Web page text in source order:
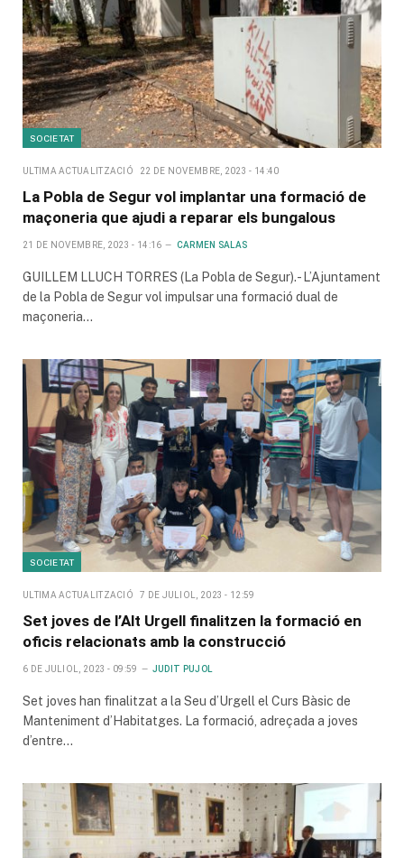
SOCIETAT
ULTIMA ACTUALITZACIÓ 22 DE NOVEMBRE, 2023 - 14:40
La Pobla de Segur vol implantar una formació de
maçoneria que ajudi a reparar els bungalous
21 DE NOVEMBRE, 2023 - 14:16 CARMEN SALAS
GUILLEM LLUCH TORRES (La Pobla de Segur).- L’Ajuntament
de la Pobla de Segur vol impulsar una formació dual de
maçoneria…
SOCIETAT
ULTIMA ACTUALITZACIÓ 7 DE JULIOL, 2023 - 12:59
Set joves de l’Alt Urgell finalitzen la formació en
oficis relacionats amb la construcció
6 DE JULIOL, 2023 - 09:59 JUDIT PUJOL
Set joves han finalitzat a la Seu d’Urgell el Curs Bàsic de
Manteniment d’Habitatges. La formació, adreçada a joves
d’entre…